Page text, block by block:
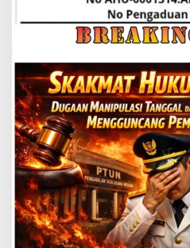
P
T
U
:
D
u
g
a
n
M
a
n
i
p
u